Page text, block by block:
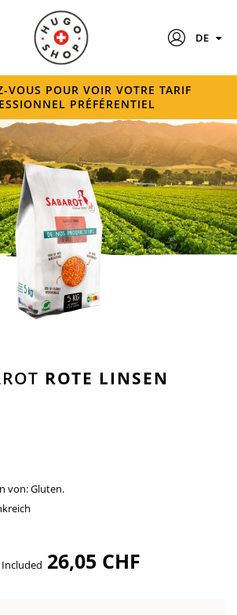
DE
VOUS POUR VOIR VOTRE TARIF
PRÉFÉRENTIEL
ROTE LINSEN
von:Gluten.
Included 26,05 CHF